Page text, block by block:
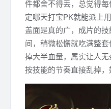
件都舍不得丢，总觉得
定哪天打宝PK就能派上
盖面是真的广，成片的
间，稍微松懈就吃满整
掉大半血量，属实让人
按技能的节奏直接乱掉，